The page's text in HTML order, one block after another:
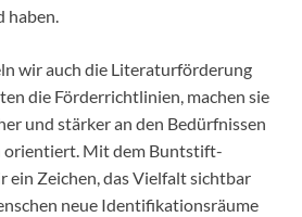
haben.
wir auch die Literaturförderung
die Förderrichtlinien, machen sie
und stärker an den Bedürfnissen
orientiert. Mit dem Buntstift-
ein Zeichen, das Vielfalt sichtbar
neue Identifikationsräume